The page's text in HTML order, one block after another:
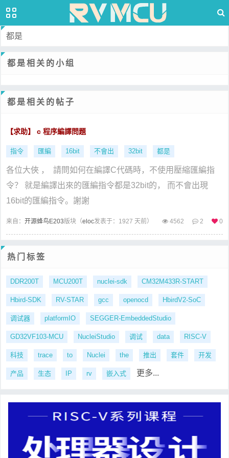
都是
都是相关的小组
都是相关的帖子
【求助】 c 程序編譯問題
指令 匯編 16bit 不會出 32bit 都是
各位大俠 ， 請問如何在編譯C代碼時，不使用壓縮匯編指
令？ 就是編譯出來的匯編指令都是32bit的， 而不會出現
16bit的匯編指令。謝謝
来自： 开源蜂鸟E203版块（eloc发表于：1927 天前） 4562 2 0
热门标签
DDR200T MCU200T nuclei-sdk CM32M433R-START
Hbird-SDK RV-STAR gcc openocd HbirdV2-SoC
调试器 platformIO SEGGER-EmbeddedStudio
GD32VF103-MCU NucleiStudio 调试 data RISC-V
科技 trace to Nuclei the 推出 套件 开发
产品 生态 IP rv 嵌入式 更多...